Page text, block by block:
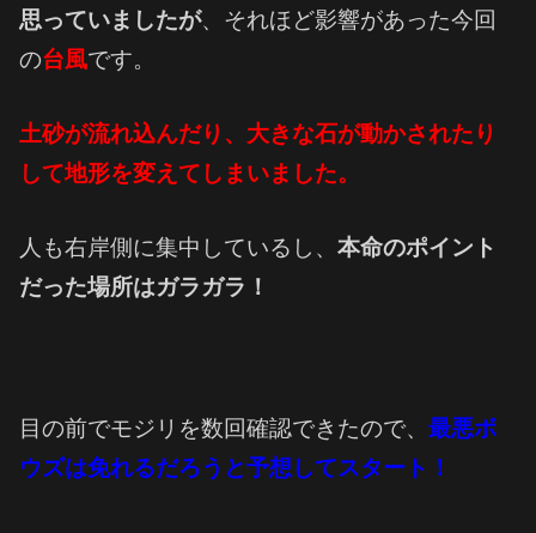
思っていましたが、それほど影響があった今回
の台風です。
土砂が流れ込んだり、大きな石が動かされたり
して地形を変えてしまいました。
人も右岸側に集中しているし、 本命のポイント
だった場所はガラガラ！
目の前でモジリを数回確認できたので、 最悪ボ
ウズは免れるだろうと予想してスタート！